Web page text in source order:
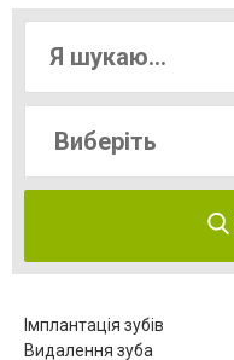
Імплантація зубів
Видалення зуба